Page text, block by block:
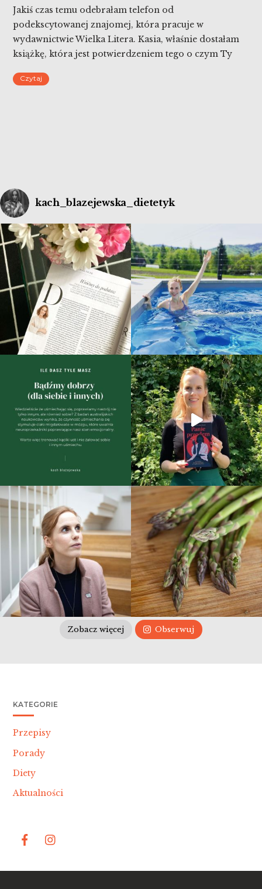
Jakiś czas temu odebrałam telefon od
podekscytowanej znajomej, która pracuje w
wydawnictwie Wielka Litera. Kasia, właśnie dostałam
książkę, która jest potwierdzeniem tego o czym Ty
Goodman napisała jak dbać o siebie w
Czytaj
kach_blazejewska_dietetyk
Zobacz więcej Obserwuj
KATEGORIE
Przepisy
Porady
Diety
Aktualności